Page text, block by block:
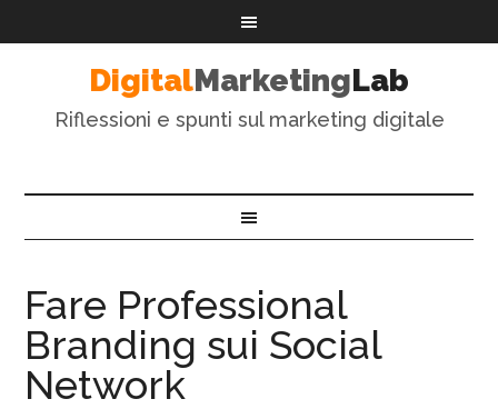
DigitalMarketingLab
Riflessioni e spunti sul marketing digitale
Fare Professional
Branding sui Social
Network